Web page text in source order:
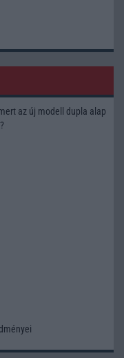
az új modell dupla alap